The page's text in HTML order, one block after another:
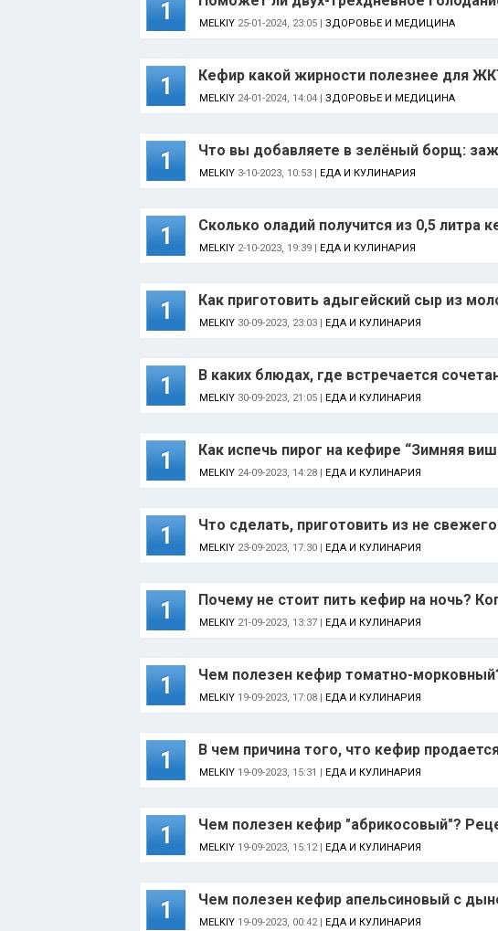
1 MELKIY 25-01-2024, 23:05 | ЗДОРОВЬЕ И МЕДИЦИНА
1 Кефир какой жирности полезнее для
MELKIY 24-01-2024, 14:04 | ЗДОРОВЬЕ И МЕДИЦИНА
1 Что вы добавляете в зелёный борщ:
MELKIY 3-10-2023, 10:53 | ЕДА И КУЛИНАРИЯ
1 Сколько оладий получится из 0,5 литра
MELKIY 2-10-2023, 19:39 | ЕДА И КУЛИНАРИЯ
1 Как приготовить адыгейский сыр из
MELKIY 30-09-2023, 23:03 | ЕДА И КУЛИНАРИЯ
1 В каких блюдах, где встречается
MELKIY 30-09-2023, 21:05 | ЕДА И КУЛИНАРИЯ
1 Как испечь пирог на кефире “Зим­няя
MELKIY 24-09-2023, 14:28 | ЕДА И КУЛИНАРИЯ
1 Что сделать, приготовить из не
MELKIY 23-09-2023, 17:30 | ЕДА И КУЛИНАРИЯ
1 Почему не стоит пить кефир на ночь?
MELKIY 21-09-2023, 13:37 | ЕДА И КУЛИНАРИЯ
1 Чем полезен кефир томатно-
MELKIY 19-09-2023, 17:08 | ЕДА И КУЛИНАРИЯ
1 В чем причина того, что кефир
MELKIY 19-09-2023, 15:31 | ЕДА И КУЛИНАРИЯ
1 Чем полезен кефир "абрикосовый"?
MELKIY 19-09-2023, 15:12 | ЕДА И КУЛИНАРИЯ
1 Чем полезен кефир апельсиновый с
MELKIY 19-09-2023, 00:42 | ЕДА И КУЛИНАРИЯ